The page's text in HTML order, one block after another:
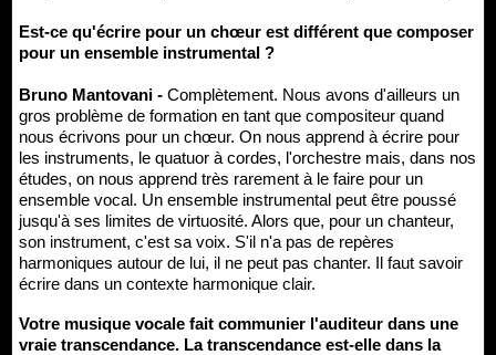
Est-ce qu'écrire pour un chœur est différent que composer
pour un ensemble instrumental ?
Bruno Mantovani - Complètement. Nous avons d'ailleurs un
gros problème de formation en tant que compositeur quand
nous écrivons pour un chœur. On nous apprend à écrire pour
les instruments, le quatuor à cordes, l'orchestre mais, dans nos
études, on nous apprend très rarement à le faire pour un
ensemble vocal. Un ensemble instrumental peut être poussé
jusqu'à ses limites de virtuosité. Alors que, pour un chanteur,
son instrument, c'est sa voix. S'il n'a pas de repères
harmoniques autour de lui, il ne peut pas chanter. Il faut savoir
écrire dans un contexte harmonique clair.
Votre musique vocale fait communier l'auditeur dans une
vraie transcendance. La transcendance est-elle dans la